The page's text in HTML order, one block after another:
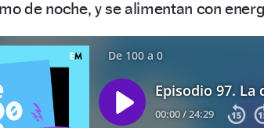
de noche, y se alimentan con